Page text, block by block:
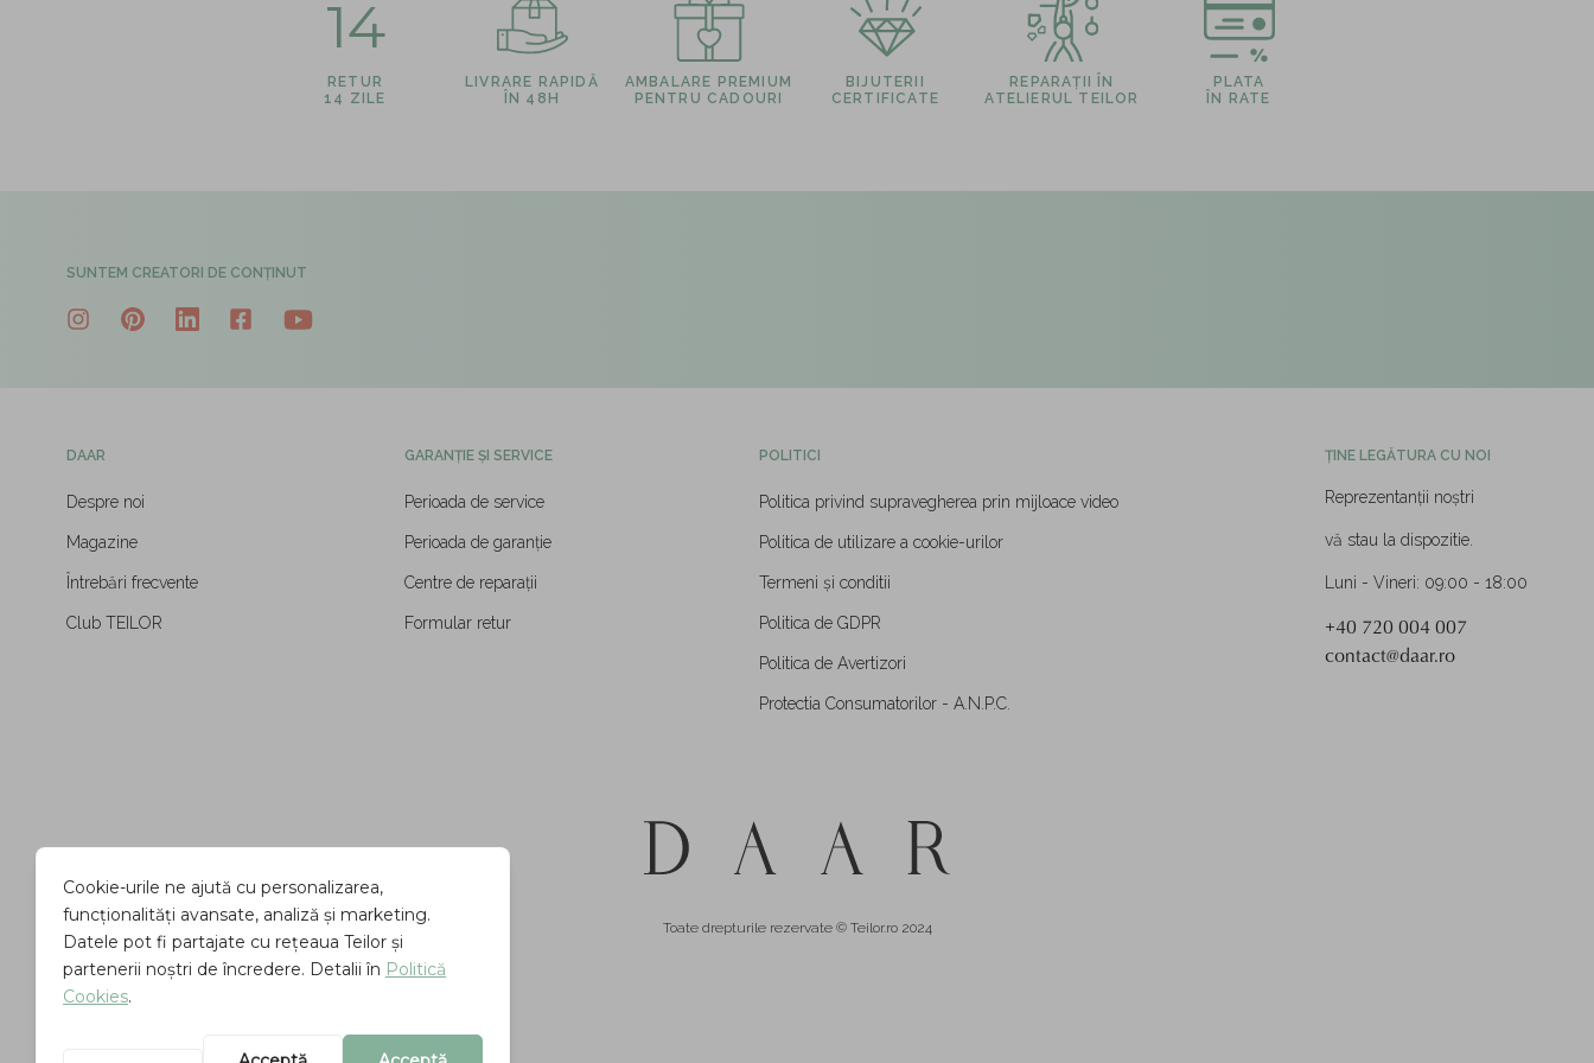
14
RETUR
14 ZILE
LIVRARE RAPIDĂ
ÎN 48H
AMBALARE PREMIUM
PENTRU CADOURI
BIJUTERII
CERTIFICATE
REPARAȚII ÎN
ATELIERUL TEILOR
PLATA
ÎN RATE
SUNTEM CREATORI DE CONȚINUT
DAAR
Despre noi
Magazine
Întrebări frecvente
Club TEILOR
GARANȚIE ȘI SERVICE
Perioada de service
Perioada de garanție
Centre de reparații
Formular retur
POLITICI
Politica privind supravegherea prin mijloace video
Politica de utilizare a cookie-urilor
Termeni și conditii
Politica de GDPR
Politica de Avertizori
Protectia Consumatorilor - A.N.P.C.
ȚINE LEGĂTURA CU NOI
Reprezentanții noștri
vă stau la dispozitie.
Luni - Vineri: 09:00 - 18:00
+40 720 004 007
contact@daar.ro
Toate drepturile rezervate © Teilor.ro 2024